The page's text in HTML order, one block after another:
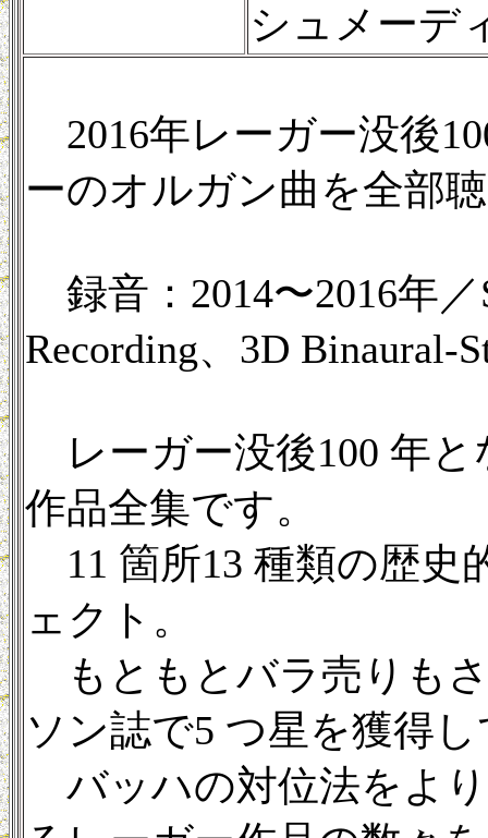
シュメーデ
2016年レーガー没後
ーのオルガン曲を全部
録音：2014〜2016年／
Recording、3D Binaural-
レーガー没後100 年と
作品全集です。
11 箇所13 種類の歴史
ェクト。
もともとバラ売りも
ソン誌で5 つ星を獲得
バッハの対位法をよ